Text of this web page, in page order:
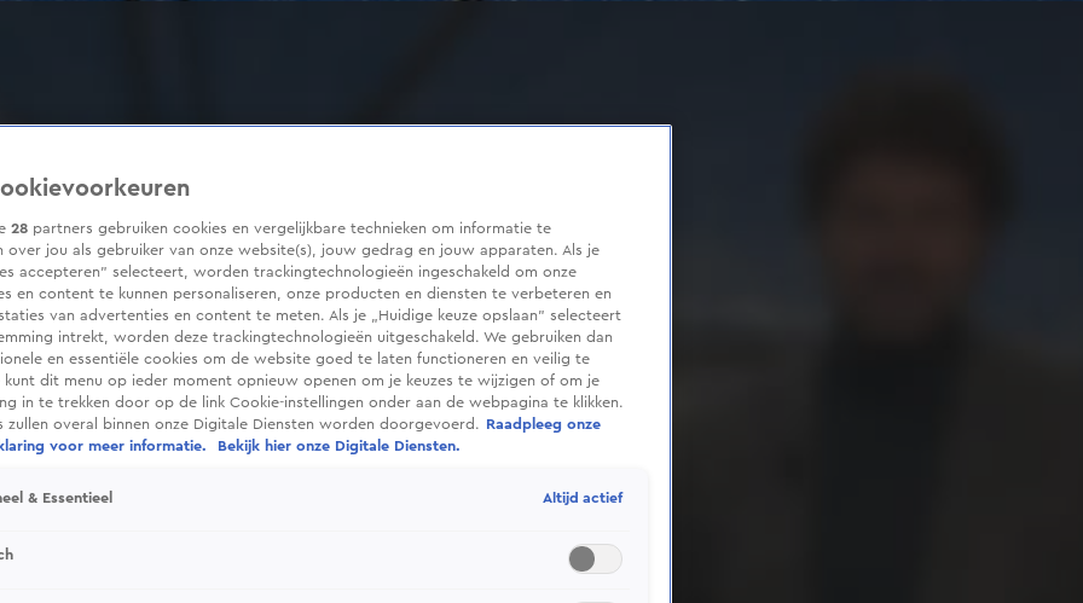
28 partners gebruiken cookies en vergelijkbare technieken om informatie te
over jou als gebruiker van onze website(s), jouw gedrag en jouw apparaten. Als je
accepteren” selecteert, worden trackingtechnologieën ingeschakeld om onze
en content te kunnen personaliseren, onze producten en diensten te verbeteren en
van advertenties en content te meten. Als je „Huidige keuze opslaan” selecteert
intrekt, worden deze trackingtechnologieën uitgeschakeld. We gebruiken dan
en essentiële cookies om de website goed te laten functioneren en veilig te
kunt dit menu op ieder moment opnieuw openen om je keuzes te wijzigen of om je
in te trekken door op de link Cookie-instellingen onder aan de webpagina te klikken.
zullen overal binnen onze Digitale Diensten worden doorgevoerd.
Raadpleeg onze
voor meer informatie.
Bekijk hier onze Digitale Diensten.
& Essentieel Altijd actief